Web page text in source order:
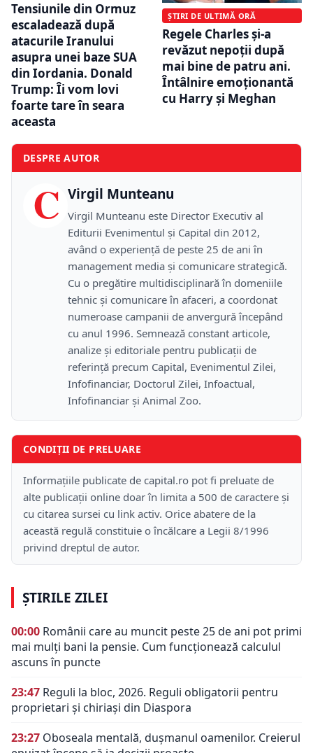
Tensiunile din Ormuz
escaladează după
atacurile Iranului
asupra unei baze SUA
din Iordania. Donald
Trump: Îi vom lovi
foarte tare în seara
aceasta
ȘTIRI DE ULTIMĂ ORĂ
Regele Charles și-a
revăzut nepoții după
mai bine de patru ani.
Întâlnire emoționantă
cu Harry și Meghan
DESPRE AUTOR
C Virgil Munteanu
Virgil Munteanu este Director Executiv al
Editurii Evenimentul și Capital din 2012,
având o experiență de peste 25 de ani în
management media și comunicare strategică.
Cu o pregătire multidisciplinară în domeniile
tehnic și comunicare în afaceri, a coordonat
numeroase campanii de anvergură începând
cu anul 1996. Semnează constant articole,
analize și editoriale pentru publicații de
referință precum Capital, Evenimentul Zilei,
Infofinanciar, Doctorul Zilei, Infoactual,
Infofinanciar și Animal Zoo.
CONDIȚII DE PRELUARE
Informațiile publicate de capital.ro pot fi preluate de
alte publicații online doar în limita a 500 de caractere și
cu citarea sursei cu link activ. Orice abatere de la
această regulă constituie o încălcare a Legii 8/1996
privind dreptul de autor.
ȘTIRILE ZILEI
00:00 Românii care au muncit peste 25 de ani pot primi
mai mulți bani la pensie. Cum funcționează calculul
ascuns în puncte
23:47 Reguli la bloc, 2026. Reguli obligatorii pentru
proprietari și chiriași din Diaspora
23:27 Oboseala mentală, dușmanul oamenilor. Creierul